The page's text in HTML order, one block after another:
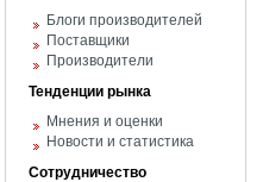
Блоги производителей
Поставщики
Производители
Тенденции рынка
Мнения и оценки
Новости и статистика
Сотрудничество